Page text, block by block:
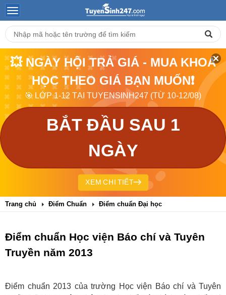
💥 NGÀY HỘI TRẢ GIÁ - MUA KHOÁ
HỌC THEO GIÁ BẠN MUỐN❗
🎯 LỚP 1-12 TẠI TUYENSINH247 (TỪ 10-12/08)
BẮT ĐẦU SAU 1
NGÀY
XEM CHI TIẾT
Trang chủ Điểm Chuẩn Điểm chuẩn Đại học
Điểm chuẩn Học viện Báo chí và Tuyên
Truyền năm 2013
Điểm chuẩn 2013 của trường Học viện Báo chí và Tuyên